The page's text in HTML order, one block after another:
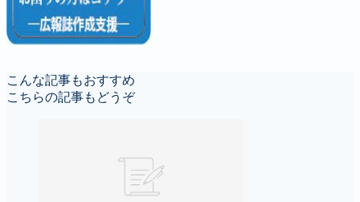
こんな記事もおすすめ
こちらの記事もどうぞ